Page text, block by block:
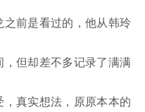
前是看过的，他从韩玲
但却差不多记录了满满
真实想法，原原本本的